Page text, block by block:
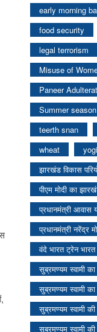
early morning
food security
legal terrorism
Misuse of
Paneer
Summer season
teerth snan
wheat
yogi
झारखंड विकास
पीएम मोदी का
प्रधानमंत्री आवास
प्रधानमंत्री नरेंद्र
वंदे भारत ट्रेन भारत
सुब्रमण्यम स्वामी
सुब्रमण्यम स्वामी
सुब्रमण्यम स्वामी
सुब्रमण्यम स्वामी की